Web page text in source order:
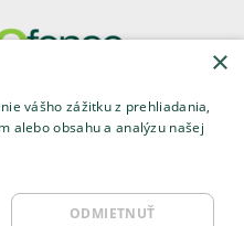
do košíka
×
vášho zážitku z prehliadania,
alebo obsahu a analýzu našej
ODMIETNUŤ